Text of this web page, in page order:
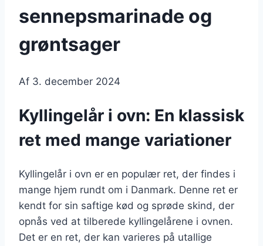
sennepsmarinade og
grøntsager
Af 3. december 2024
Kyllingelår i ovn: En klassisk
ret med mange variationer
Kyllingelår i ovn er en populær ret, der findes i
mange hjem rundt om i Danmark. Denne ret er
kendt for sin saftige kød og sprøde skind, der
opnås ved at tilberede kyllingelårene i ovnen.
Det er en ret, der kan varieres på utallige